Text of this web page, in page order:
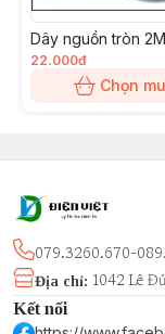
Dây nguồn tròn 2M
22.000đ
Chọn
079.3260.670-
Địa chỉ: 1042 Lê
Kết nối